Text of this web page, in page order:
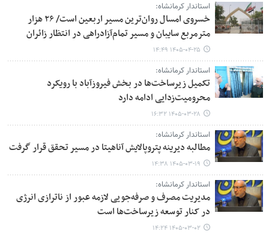
استاندار کرمانشاه:
خسروی امسال روان‌ترین مسیر اربعین است/ ۲۶ هزار
مترمربع سایبان و مسیر تمام‌آزادراهی در انتظار زائران
۱۴۰۵-۰۴-۲۵ ۱۴:۴۹
استاندار کرمانشاه:
تکمیل زیرساخت‌ها در بخش فیروزآباد با رویکرد
محرومیت‌زدایی ادامه دارد
۱۴۰۵-۰۳-۲۸ ۱۶:۳۲
استاندار کرمانشاه:
مطالبه دیرینه پتروپالایش آناهیتا در مسیر تحقق قرار گرفت
۱۴۰۵-۰۳-۱۹ ۱۴:۳۸
استاندار کرمانشاه:
مدیریت مصرف و صرفه‌جویی لازمه عبور از ناترازی انرژی
در کنار توسعه زیرساخت‌ها است
۱۴۰۵-۰۳-۰۲ ۱۴:۲۴